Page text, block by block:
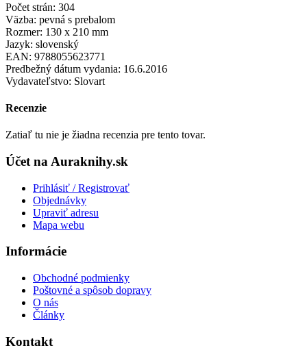
Počet strán: 304
Väzba: pevná s prebalom
Rozmer: 130 x 210 mm
Jazyk: slovenský
EAN: 9788055623771
Predbežný dátum vydania: 16.6.2016
Vydavateľstvo: Slovart
Recenzie
Zatiaľ tu nie je žiadna recenzia pre tento tovar.
Účet na Auraknihy.sk
Prihlásiť / Registrovať
Objednávky
Upraviť adresu
Mapa webu
Informácie
Obchodné podmienky
Poštovné a spôsob dopravy
O nás
Články
Kontakt